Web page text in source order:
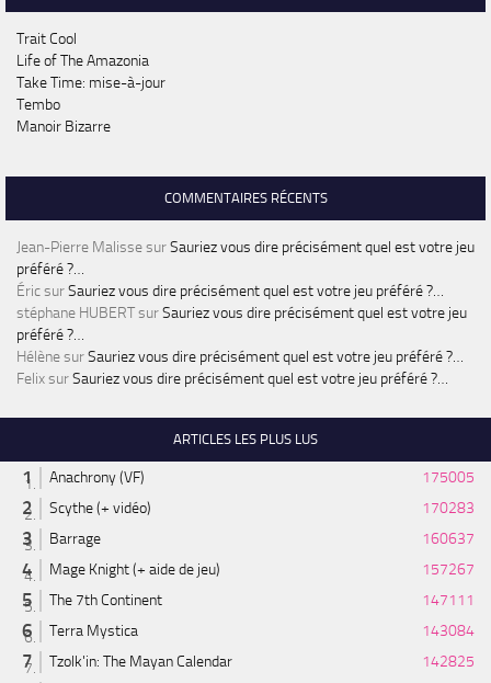
Trait Cool
Life of The Amazonia
Take Time: mise-à-jour
Tembo
Manoir Bizarre
COMMENTAIRES RÉCENTS
Jean-Pierre MalissesurSauriez vous dire précisément quel est votre jeu
préféré ?…
ÉricsurSauriez vous dire précisément quel est votre jeu préféré ?…
stéphane HUBERTsurSauriez vous dire précisément quel est votre jeu
préféré ?…
HélènesurSauriez vous dire précisément quel est votre jeu préféré ?…
FelixsurSauriez vous dire précisément quel est votre jeu préféré ?…
ARTICLES LES PLUS LUS
Anachrony (VF)
175005
Scythe (+ vidéo)
170283
Barrage
160637
Mage Knight (+ aide de jeu)
157267
The 7th Continent
147111
Terra Mystica
143084
Tzolk'in: The Mayan Calendar
142825